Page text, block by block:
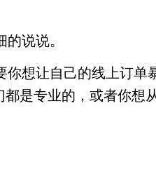
说说。
想让自己的线上订单
是专业的，或者你想